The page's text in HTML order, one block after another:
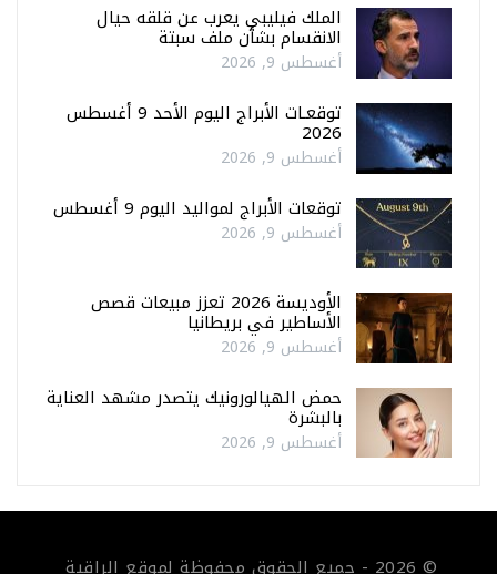
الملك فيليبي يعرب عن قلقه حيال
الانقسام بشأن ملف سبتة
أغسطس 9, 2026
توقعـات الأبراج اليوم الأحد 9 أغسطس
2026
أغسطس 9, 2026
توقعات الأبراج لمواليد اليوم 9 أغسطس
أغسطس 9, 2026
الأوديسة 2026 تعزز مبيعات قصص
الأساطير في بريطانيا
أغسطس 9, 2026
حمض الهيالورونيك يتصدر مشهد العناية
بالبشرة
أغسطس 9, 2026